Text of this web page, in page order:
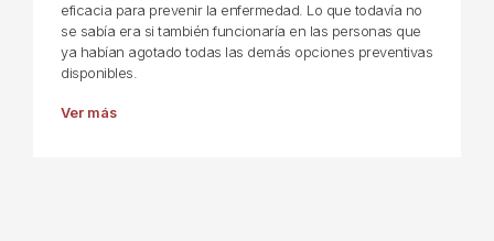
eficacia para prevenir la enfermedad. Lo que todavía no
se sabía era si también funcionaría en las personas que
ya habían agotado todas las demás opciones preventivas
disponibles.
Ver más